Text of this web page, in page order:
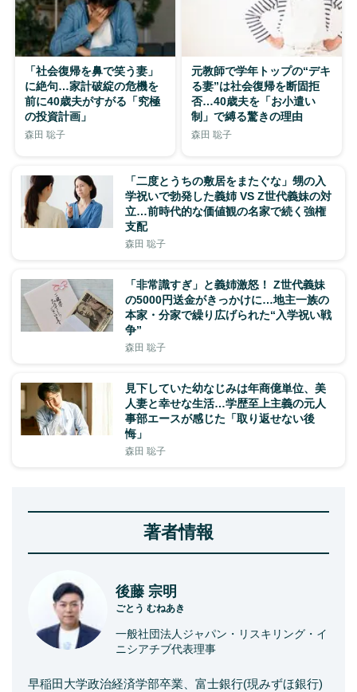
「社会復帰を鼻で笑う妻」
に絶句…家計破綻の危機を
前に40歳夫がすがる「究極
の投資計画」
森田 聡子
元教師で学年トップの“デキ
る妻”は社会復帰を断固拒
否…40歳夫を「お小遣い
制」で縛る驚きの理由
森田 聡子
「二度とうちの敷居をまたぐな」甥の入
学祝いで勃発した義姉 VS Z世代義妹の対
立…前時代的な価値観の名家で続く強権
支配
森田 聡子
「非常識すぎ」と義姉激怒！ Z世代義妹
の5000円送金がきっかけに…地主一族の
本家・分家で繰り広げられた“入学祝い戦
争”
森田 聡子
見下していた幼なじみは年商億単位、美
人妻と幸せな生活…学歴至上主義の元人
事部エースが感じた「取り返せない後
悔」
森田 聡子
著者情報
後藤 宗明
ごとう むねあき
一般社団法人ジャパン・リスキリング・イ
ニシアチブ代表理事
早稲田大学政治経済学部卒業、富士銀行(現みずほ銀行)